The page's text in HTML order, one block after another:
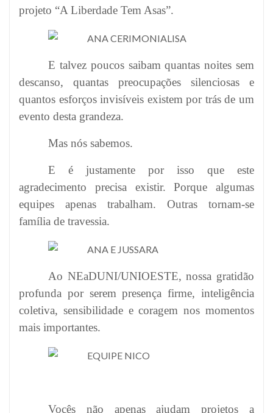
projeto “A Liberdade Tem Asas”.
E talvez poucos saibam quantas noites sem
descanso, quantas preocupações silenciosas e
quantos esforços invisíveis existem por trás de um
evento desta grandeza.
Mas nós sabemos.
E é justamente por isso que este
agradecimento precisa existir. Porque algumas
equipes apenas trabalham. Outras tornam-se
família de travessia.
Ao NEaDUNI/UNIOESTE, nossa gratidão
profunda por serem presença firme, inteligência
coletiva, sensibilidade e coragem nos momentos
mais importantes.
Vocês não apenas ajudam projetos a